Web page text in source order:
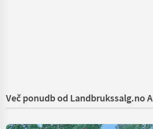
Več ponudb od Landbrukssalg.no